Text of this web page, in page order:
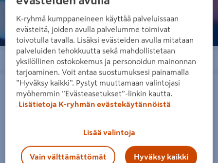
Järjestä Suodattimet
Led-kranssi Kaprun 45cm 10led IP20
Led-kranssi Kaprun 45cm 10led
Led-havukranssi Norton 60cm
30led IP20
Led-havukranssi Norton 60cm
K-ryhmä kumppaneineen käyttää palveluissaan
evästeitä, joiden avulla palvelumme toimivat
toivotulla tavalla. Lisäksi evästeiden avulla mitataan
palveluiden tehokkuutta sekä mahdollistetaan
yksilöllinen ostokokemus ja personoidun mainonnan
tarjoaminen. Voit antaa suostumuksesi painamalla
”Hyväksy kaikki”. Pystyt muuttamaan valintojasi
myöhemmin ”Evästeasetukset”-linkin kautta.
Lisätietoja K-ryhmän evästekäytännöistä
Lisää valintoja
Vain välttämättömät Hyväksy kaikki